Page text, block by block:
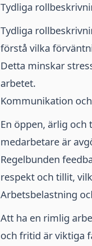
Tydliga
Tydliga
förstå vilka
Detta minskar
arbetet.
Kommunikation
En öppen, ärlig
medarbetare är
Regelbunden
respekt och tillit,
Arbetsbelastning
Att ha en rimlig
och fritid är viktiga